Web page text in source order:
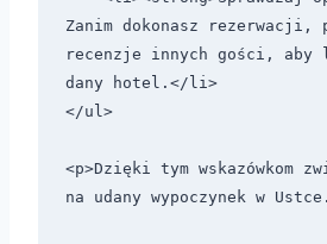
Zanim dokonasz rezerwacji,
recenzje innych gości, aby
dany hotel.</li>
</ul>
<p>Dzięki tym wskazówkom
na udany wypoczynek w